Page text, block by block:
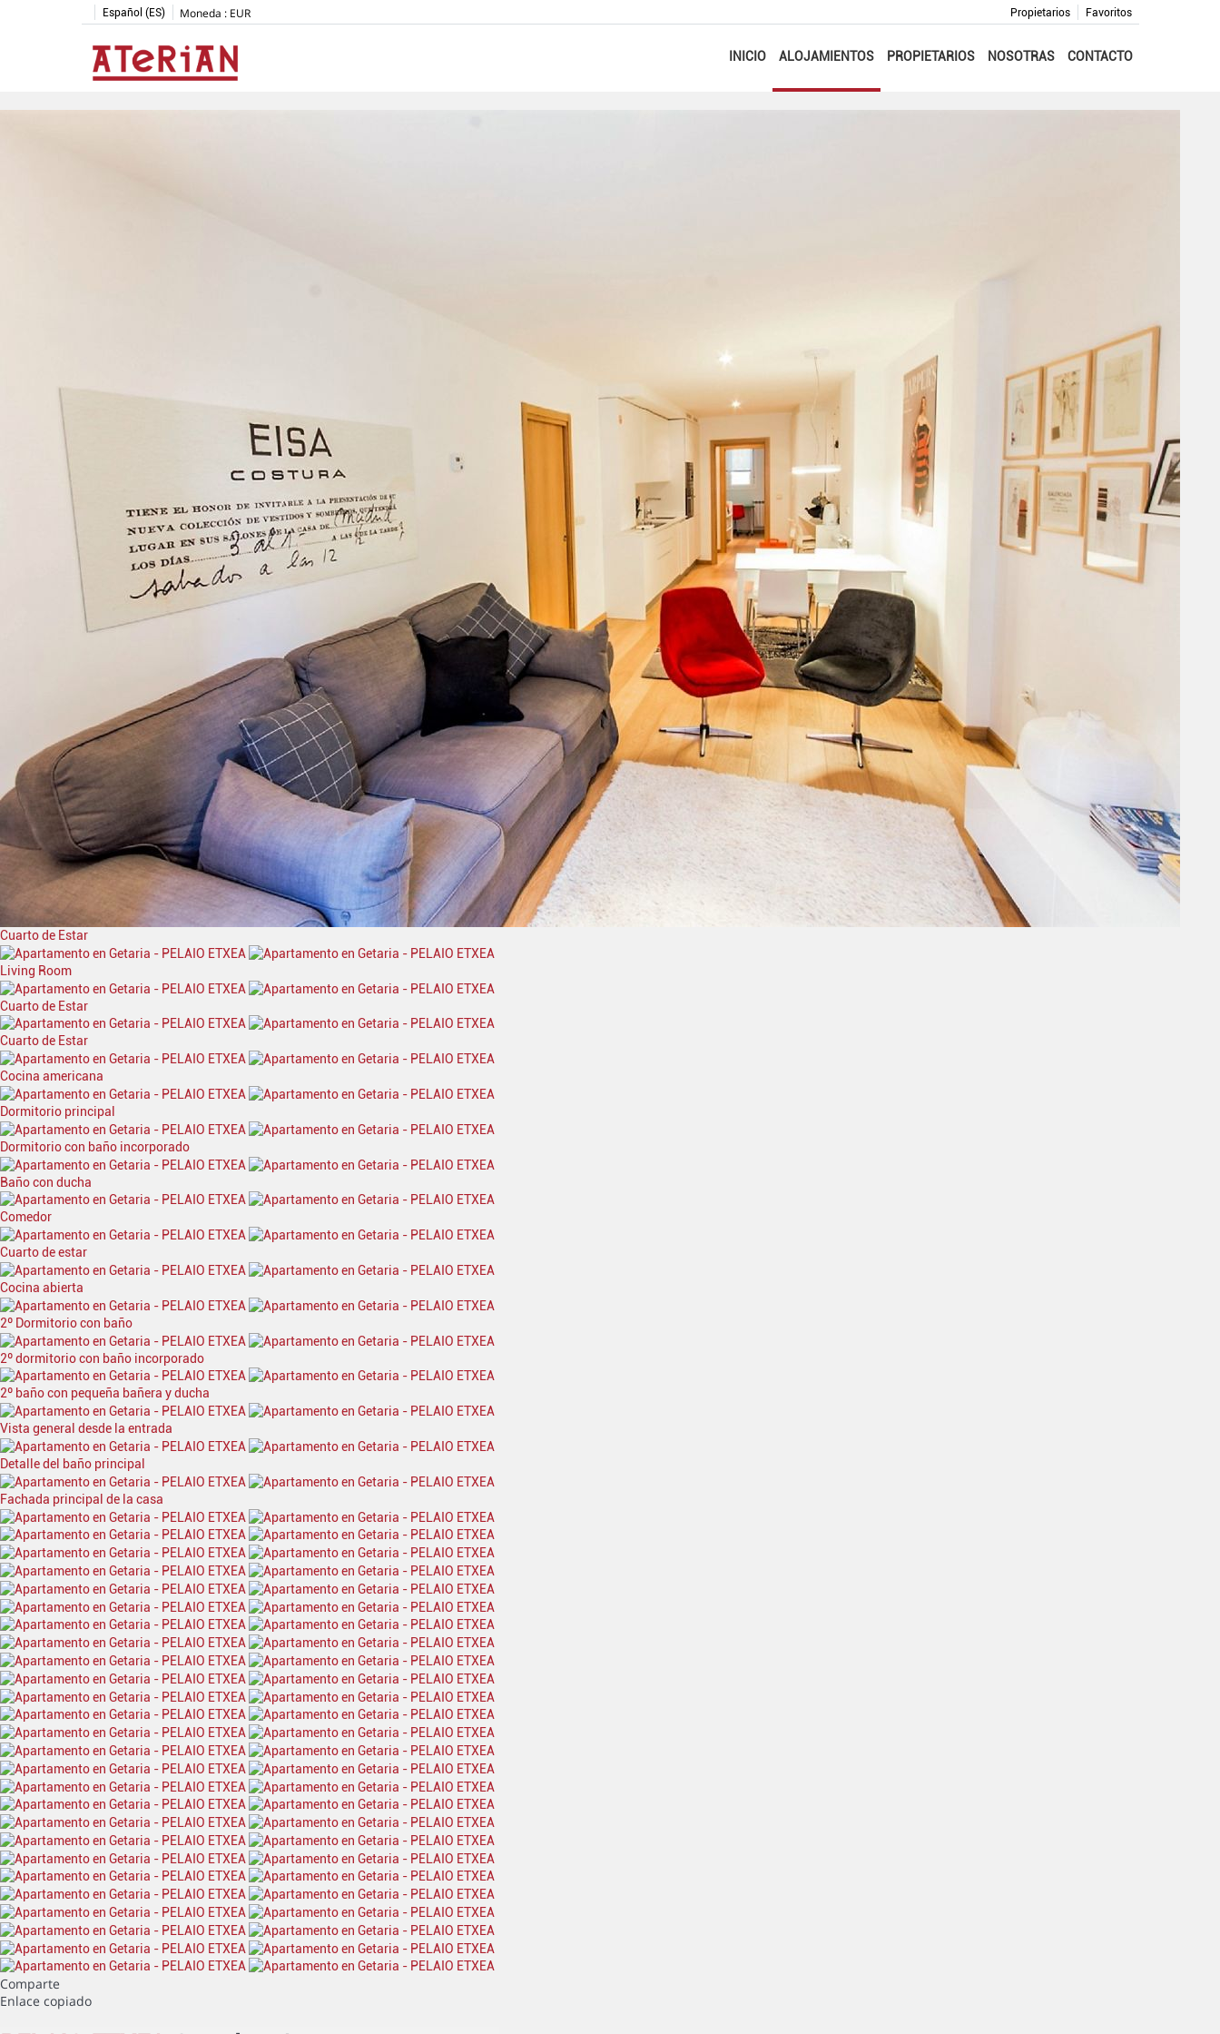
Español (ES) Moneda : EUR Favoritos
Propietarios
INICIO ALOJAMIENTOS PROPIETARIOS NOSOTRAS CONTACTO
Cuarto de Estar
Living Room
Cuarto de Estar
Cuarto de Estar
Cocina americana
Dormitorio principal
Dormitorio con baño incorporado
Baño con ducha
Comedor
Cuarto de estar
Cocina abierta
2º Dormitorio con baño
2º dormitorio con baño incorporado
2º baño con pequeña bañera y ducha
Vista general desde la entrada
Detalle del baño principal
Fachada principal de la casa
Comparte
Enlace copiado